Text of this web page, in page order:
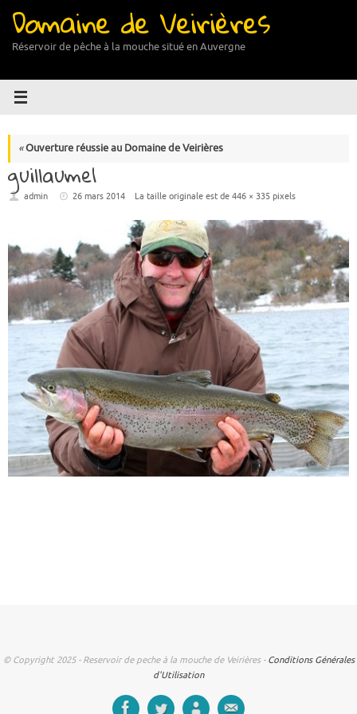
contenu
Domaine de Veirières
Réservoir de pêche à la mouche situé en Auvergne
«Ouverture réussie au Domaine de Veirières
guillaume1
admin 26 mars 2014 La taille originale est de446 × 335 pixels
© Copyright 2025 - Reservoir de peche à la mouche de Veirières - Conditions Générales
d'Utilisation